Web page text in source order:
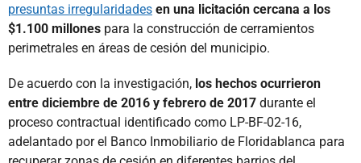
presuntas irregularidades en una licitación cercana a los
$1.100 millones para la construcción de cerramientos
perimetrales en áreas de cesión del municipio.
De acuerdo con la investigación, los hechos ocurrieron
entre diciembre de 2016 y febrero de 2017 durante el
proceso contractual identificado como LP-BF-02-16,
adelantado por el Banco Inmobiliario de Floridablanca para